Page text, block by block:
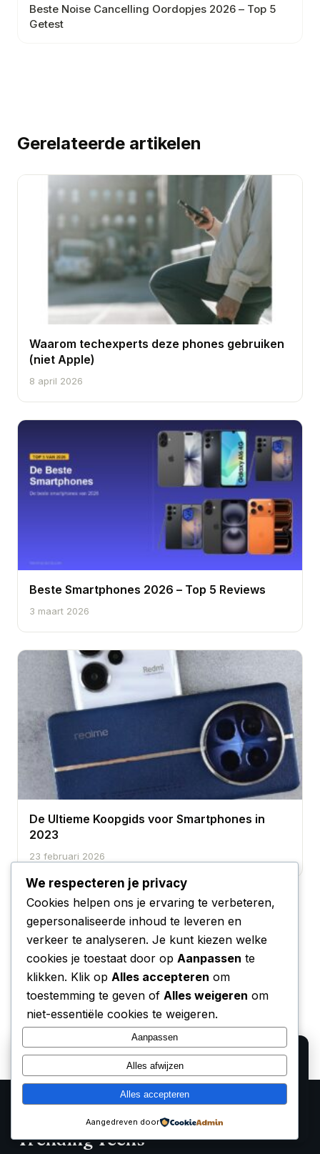
Beste Noise Cancelling Oordopjes 2026 – Top 5
Getest
Gerelateerde artikelen
Waarom techexperts deze phones gebruiken
(niet Apple)
8 april 2026
Beste Smartphones 2026 – Top 5 Reviews
3 maart 2026
De Ultieme Koopgids voor Smartphones in
2023
23 februari 2026
Trending Techs
We gebruiken cookies voor analyse en om onze
affiliate partners (Bol.com, Amazon) hun verkopen te
laten meten. Lees onsprivacy beleid.
Alleen functioneel
We respecteren je privacy
Cookies helpen ons je ervaring te verbeteren,
gepersonaliseerde inhoud te leveren en
verkeer te analyseren. Je kunt kiezen welke
cookies je toestaat door op Aanpassen te
klikken. Klik op Alles accepteren om
toestemming te geven of Alles weigeren om
niet-essentiële cookies te weigeren.
Aanpassen
Alles afwijzen
Alles accepteren
Aangedreven door